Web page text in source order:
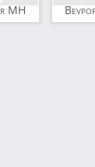
MH